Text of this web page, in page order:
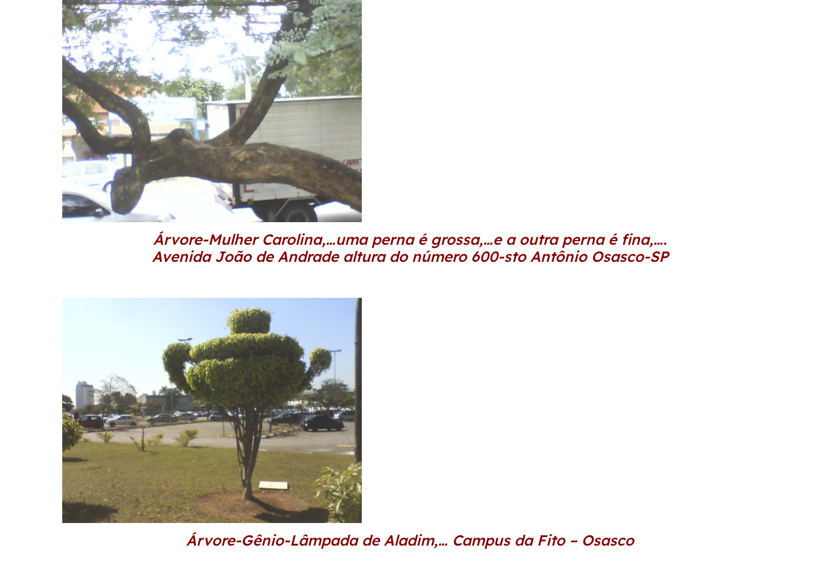
Árvore-Mulher Carolina,…uma perna é grossa,…e a outra perna é fina,….
Avenida João de Andrade altura do número 600-sto Antônio Osasco-SP
Árvore-Gênio-Lâmpada de Aladim,… Campus da Fito – Osasco